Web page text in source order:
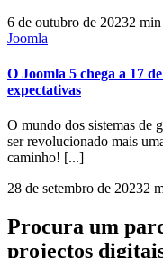
6 de outubro de 20232
Joomla
O Joomla 5 chega a 17
expectativas
O mundo dos sistemas de
ser revolucionado mais
caminho! [...]
28 de setembro de 20232
Procura um
projectos